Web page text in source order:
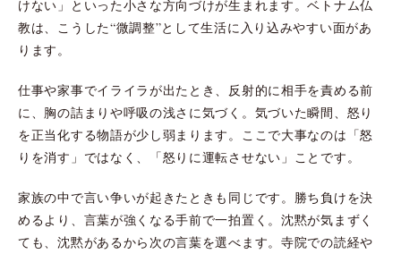
けない」といった小さな方向づけが生まれます。ベトナム仏
教は、こうした“微調整”として生活に入り込みやすい面があ
ります。
仕事や家事でイライラが出たとき、反射的に相手を責める前
に、胸の詰まりや呼吸の浅さに気づく。気づいた瞬間、怒り
を正当化する物語が少し弱まります。ここで大事なのは「怒
りを消す」ではなく、「怒りに運転させない」ことです。
家族の中で言い争いが起きたときも同じです。勝ち負けを決
めるより、言葉が強くなる手前で一拍置く。沈黙が気まずく
ても、沈黙があるから次の言葉を選べます。寺院での読経や